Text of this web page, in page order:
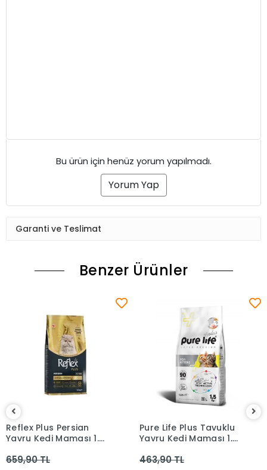
Bu ürün için henüz yorum yapılmadı.
Yorum Yap
Garanti ve Teslimat
Benzer Ürünler
Reflex Plus Persian
Yavru Kedi Maması 1.5
659,90 TL
Pure Life Plus Tavuklu
Yavru Kedi Maması 1,5
463,90 TL